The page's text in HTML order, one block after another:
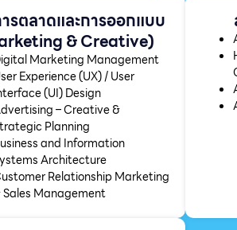
รตลาดและการออกแบบ
& Creative)
Marketing Management
Experience (UX) / User
(UI) Design
– Creative &
Planning
and Information
Architecture
Relationship Marketing
Sales Management